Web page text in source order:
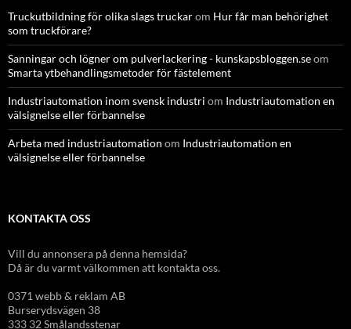
Truckutbildning för olika slags truckarom Hur får man behörighet
som truckförare?
Sanningar och lögner om pulverlackering - kunskapsbloggen.seom
Smarta ytbehandlingsmetoder för fästelement
Industriautomation inom svensk industri om Industriautomation en
välsignelse eller förbannelse
Arbeta med industriautomation om Industriautomation en
välsignelse eller förbannelse
KONTAKTA OSS
Vill du annonsera på denna hemsida?
Då är du varmt välkommen att kontakta oss.
0371 webb & reklam AB
Burserydsvägen 38
333 32 Smålandsstenar